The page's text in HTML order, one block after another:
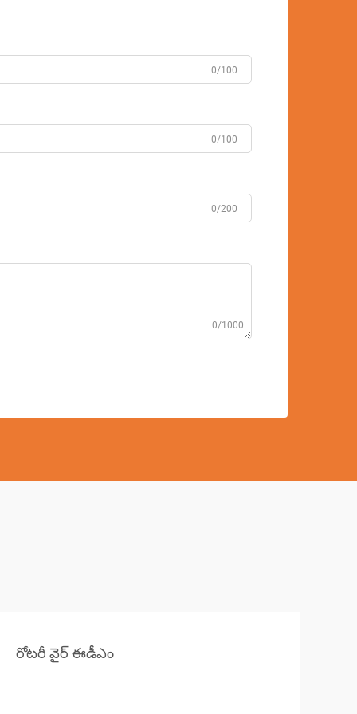
0/100
0/100
0/200
0/1000
రోటరీ వైర్ ఈడీఎం